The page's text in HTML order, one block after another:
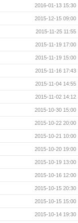
2016-01-13 15:30
2015-12-15 09:00
2015-11-25 11:55
2015-11-19 17:00
2015-11-19 15:00
2015-11-16 17:43
2015-11-04 14:55
2015-11-02 14:12
2015-10-30 15:00
2015-10-22 20:00
2015-10-21 10:00
2015-10-20 19:00
2015-10-19 13:00
2015-10-16 12:00
2015-10-15 20:30
2015-10-15 15:00
2015-10-14 19:30